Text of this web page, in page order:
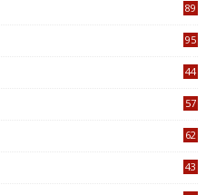
89
95
44
57
62
43